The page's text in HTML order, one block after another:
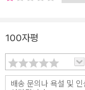
100자평